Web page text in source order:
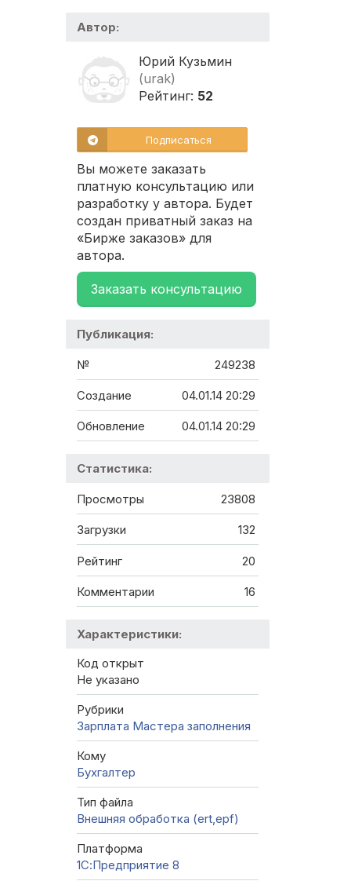
Автор:
Юрий Кузьмин
(urak)
Рейтинг: 52
Подписаться
Вы можете заказать
платную консультацию или
разработку у автора. Будет
создан приватный заказ на
«Бирже заказов» для
автора.
Заказать консультацию
Публикация:
№ 249238
Создание 04.01.14 20:29
Обновление 04.01.14 20:29
Статистика:
Просмотры 23808
Загрузки 132
Рейтинг 20
Комментарии 16
Характеристики:
Код открыт
Не указано
Рубрики
Зарплата Мастера заполнения
Кому
Бухгалтер
Тип файла
Внешняя обработка (ert,epf)
Платформа
1С:Предприятие 8